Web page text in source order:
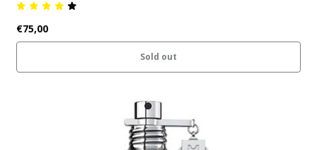
€75,00
Sold out